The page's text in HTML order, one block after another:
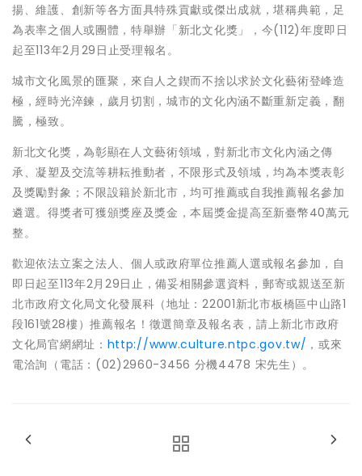
揚、維護、創新等各方面具特殊貢獻或傑出成就，堪稱典範，足
為表率之個人或團體，特舉辦「新北文化獎」，今(112)年度即日
起至113年2月29日止受理報名。
城市文化風景的匯聚，來自人之鍥而不捨以求於文化藝術登峰造
極，經時光淬鍊，歲月切割，城市的文化內涵不斷重新定義，翻
騰，極致。
新北文化獎，為彰顯在人文藝術領域，對新北市文化內涵之傳
承、凝塑及交流等耕耘推動者，不限形式及領域，均為本獎表彰
及獎勵對象；不限設籍於新北市，均可推薦或自我推薦報名參加
遴選。得獎者可獲頒獎座及獎金，本屆獎金提高至新臺幣40萬元
整。
歡迎依法立案之法人、個人或政府單位推薦人選或報名參加，自
即日起至113年2月29日止，備妥相關參選資料，郵寄或親送至新
北市政府文化局文化發展科（地址：22001新北市板橋區中山路1
段161號28樓）推薦報名！徵選簡章及報名表，請上新北市政府
文化局官網網址： http://www.culture.ntpc.gov.tw/ ，或來
電洽詢（電話：(02)2960-3456 分機4478 宋先生）。